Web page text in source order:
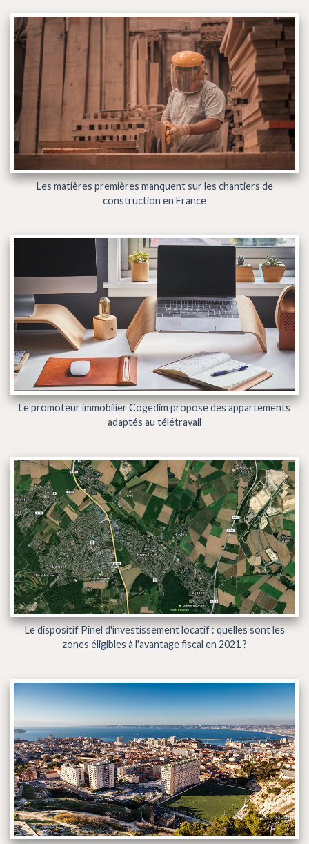
Les matières premières manquent sur les chantiers de
construction en France
Le promoteur immobilier Cogedim propose des appartements
adaptés au télétravail
Le dispositif Pinel d'investissement locatif : quelles sont les
zones éligibles à l'avantage fiscal en 2021 ?